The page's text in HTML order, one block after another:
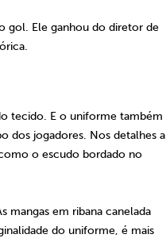
gol. Ele ganhou do diretor de
tecido. E o uniforme também
dos jogadores. Nos detalhes a
o escudo bordado no
mangas em ribana canelada
do uniforme, é mais